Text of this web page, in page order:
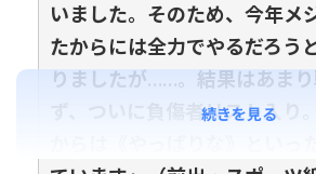
いました。そのため、今年メ
たからには全力でやるだろう
りましたが……。結果はあま
ず、ついに負傷者リスト入り
続きを見る